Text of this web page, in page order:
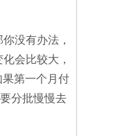
没有办法，
会比较大，
第一个月付
分批慢慢去